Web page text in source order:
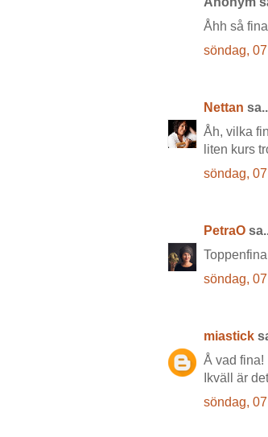
Åhh så
söndag,
Nettan
Åh, vilka
liten kurs
söndag,
PetraO
söndag,
miastick
Å vad fina!
Ikväll är
söndag,